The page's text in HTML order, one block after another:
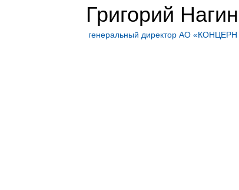
Григорий
генеральный директор АО